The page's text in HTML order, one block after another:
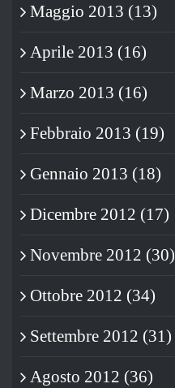
Maggio 2013 (13)
Aprile 2013 (16)
Marzo 2013 (16)
Febbraio 2013 (19)
Gennaio 2013 (18)
Dicembre 2012 (17)
Novembre 2012 (30)
Ottobre 2012 (34)
Settembre 2012 (31)
Agosto 2012 (36)